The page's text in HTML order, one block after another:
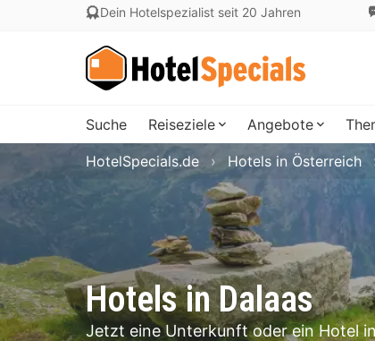
Dein Hotelspezialist seit 20 Jahren
Suche Reiseziele Angebote
Hotels in Dalaas
Jetzt eine Unterkunft oder ein Hotel
HotelSpecials.de Hotels in Österreich